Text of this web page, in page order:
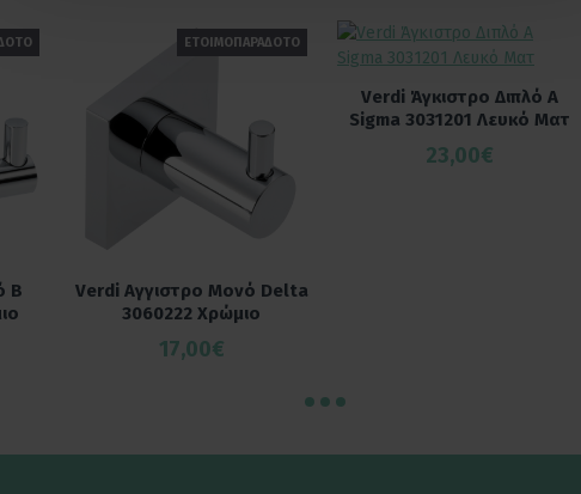
Β
ΕΤΟΙΜΟΠΑΡΑΔΟΤΟ
Verdi Αγγιστρο Μονό Delta
3060222 Χρώμιο
17,00€
Verdi Άγκιστρο Διπλό Α
Sigma 3031201 Λευκό Ματ
23,00€